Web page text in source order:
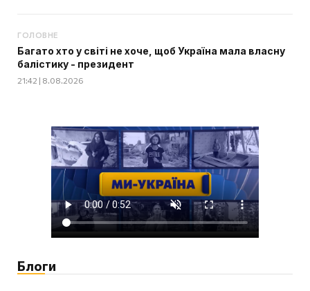
ГОЛОВНЕ
Багато хто у світі не хоче, щоб Україна мала власну
балістику - президент
21:42 | 8.08.2026
Блоги